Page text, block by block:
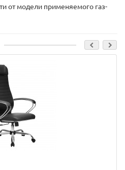
от модели применяемого газ-